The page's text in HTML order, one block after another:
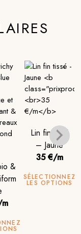
&
Lin fin tissé
– Jaune
35 €/m
SÉLECTIONNEZ
LES OPTIONS